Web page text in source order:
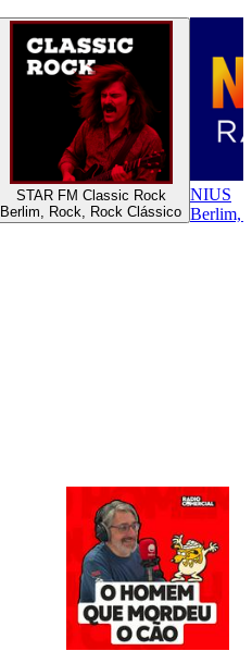
STAR FM Classic Rock
Berlim, Rock, Rock Clássico
NIUS
Berlim,